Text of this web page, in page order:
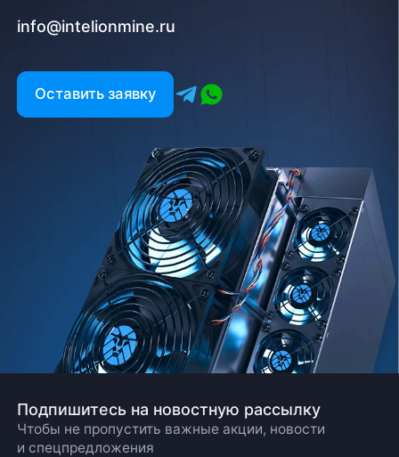
info@intelionmine.ru
Оставить заявку
Подпишитесь на новостную рассылку
Чтобы не пропустить важные акции, новости
и спецпредложения